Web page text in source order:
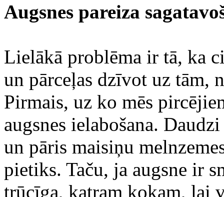
Augsnes pareiza
Lielākā problēma ir tā, ka
un pārceļas dzīvot uz tām,
Pirmais, uz ko mēs
augsnes ielabošana.
un pāris maisiņu
pietiks. Taču, ja augsne ir
trūcīga, katram kokam, lai